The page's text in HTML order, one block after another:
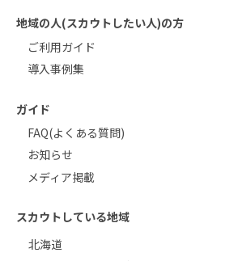
地域の人(スカウトしたい人)の方
ご利用ガイド
導入事例集
ガイド
FAQ(よくある質問)
お知らせ
メディア掲載
スカウトしている地域
北海道